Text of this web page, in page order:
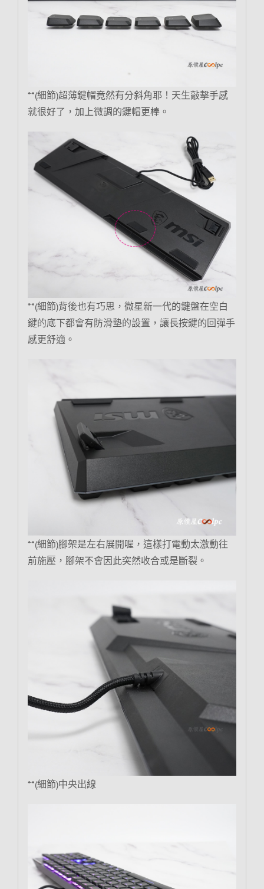
**(細節)超薄鍵帽竟然有分斜角耶！天生敲擊手感
就很好了，加上微調的鍵帽更棒。
**(細節)背後也有巧思，微星新一代的鍵盤在空白
鍵的底下都會有防滑墊的設置，讓長按鍵的回彈手
感更舒適。
**(細節)腳架是左右展開喔，這樣打電動太激動往
前施壓，腳架不會因此突然收合或是斷裂。
**(細節)中央出線